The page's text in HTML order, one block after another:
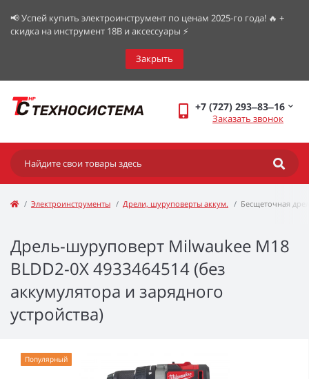
📢 Успей купить электроинструмент по ценам 2025-го года! 🔥 +
скидка на инструмент 18В и аксессуары ⚡️
Закрыть
+7 (727) 293‒83‒16
Заказать звонок
Электроинструменты Дрели, шуруповерты аккум. Бесщеточная
Дрель-шуруповерт Milwaukee M18
BLDD2-0X 4933464514 (без
аккумулятора и зарядного
устройства)
Популярный